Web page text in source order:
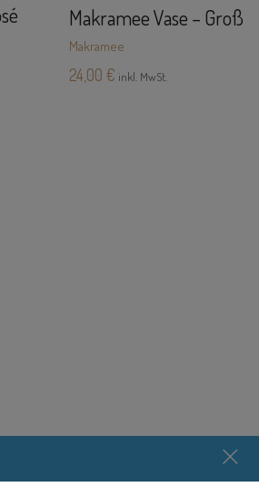
Makramee Vase – Groß
Makramee
24,00 € inkl. MwSt.